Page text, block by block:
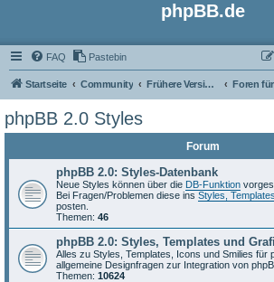
phpBB.de
FAQ Pastebin
Startseite Community Frühere Versionen
phpBB 2.0 Styles
Forum
phpBB 2.0: Styles-Datenbank
Neue Styles können über die DB-Funktion
Bei Fragen/Problemen diese ins Styles,
posten.
Themen: 46
phpBB 2.0: Styles, Templates und
Alles zu Styles, Templates, Icons und Smilies für
allgemeine Designfragen zur Integration von
Themen: 10624